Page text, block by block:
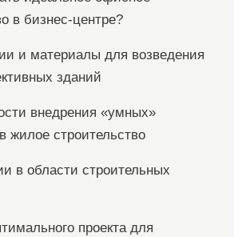
в бизнес-центре?
и материалы для возведения
зданий
внедрения «умных»
жилое строительство
в области строительных
проекта для